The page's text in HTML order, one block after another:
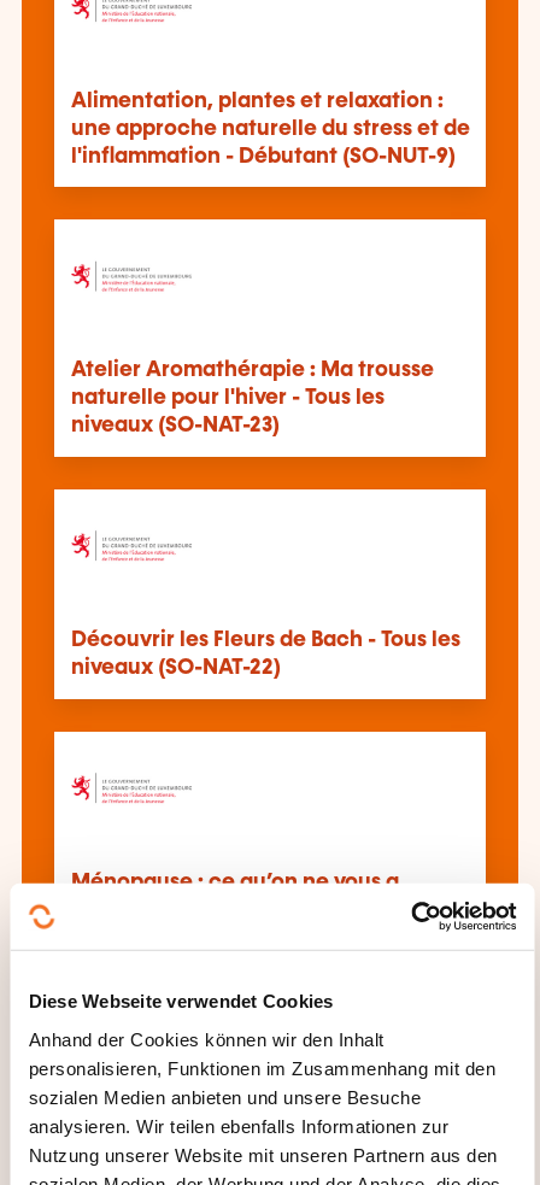
Diese Webseite verwendet Cookies
Anhand der Cookies können wir den Inhalt
personalisieren, Funktionen im Zusammenhang mit den
sozialen Medien anbieten und unsere Besuche
analysieren. Wir teilen ebenfalls Informationen zur
Nutzung unserer Website mit unseren Partnern aus den
Alimentation, plantes et relaxation :
une approche naturelle du stress et de
l'inflammation - Débutant (SO-NUT-9)
Atelier Aromathérapie : Ma trousse
naturelle pour l'hiver - Tous les
niveaux (SO-NAT-23)
Découvrir les Fleurs de Bach - Tous les
niveaux (SO-NAT-22)
Ménopause : ce qu’on ne vous a
jamais expliqué ! Microbiote, plantes
Diese anderen Weiterbildungen könnten Sie